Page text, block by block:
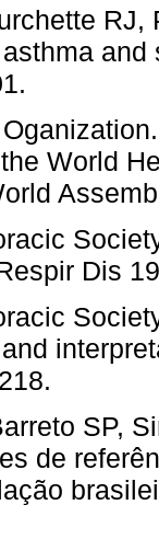
World
Dis
SP,
de